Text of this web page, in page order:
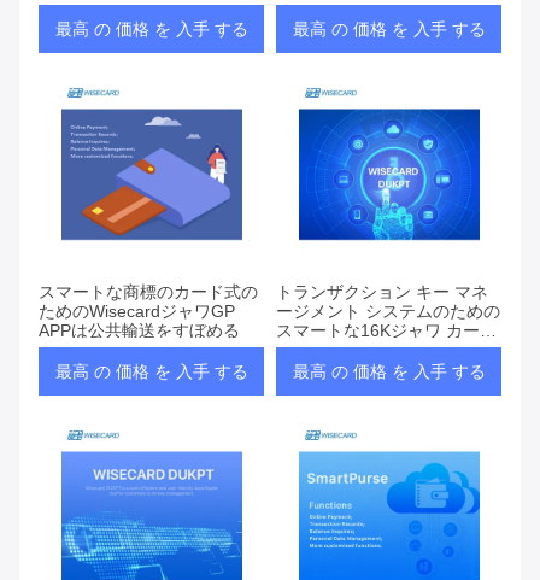
最高 の 価格 を 入手 する 最高 の 価格 を 入手 する
スマートな商標のカード式の
ためのWisecardジャワGP
APPは公共輸送をすぼめる
最高 の 価格 を 入手 する
トランザクション キー マネ
ージメント システムのための
スマートな16Kジャワ カード
アプレット
最高 の 価格 を 入手 する